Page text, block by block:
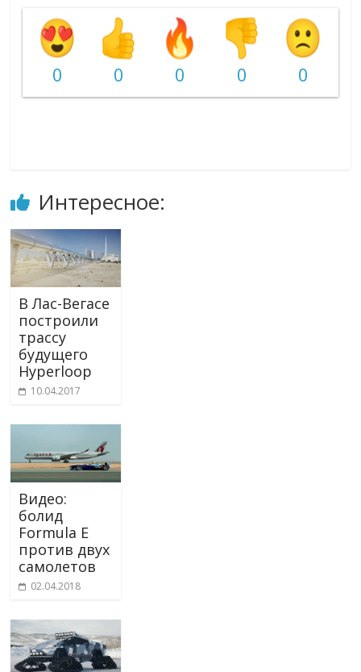
0 0 0 0 0
Интересное:
В Лас-Вегасе
построили
трассу
будущего
Hyperloop
10.04.2017
Видео:
болид
Formula E
против двух
самолетов
02.04.2018